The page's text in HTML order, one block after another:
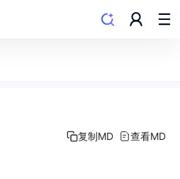
复制MD 查看MD